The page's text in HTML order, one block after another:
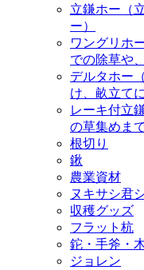
立鎌ホー（
ー）
ワングリホ
での除草や
デルタホー
け、畝立てに
レーキ付立
の草集めま
根切り
鍬
農業資材
ヌキサシ君
収穫グッズ
フラット杭
鉈・手斧・
ジョレン